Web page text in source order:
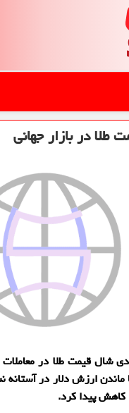
در بازار جهانی
شال قیمت طلا در معاملات
ماندن ارزش دلار در
كاهش پیدا كرد.